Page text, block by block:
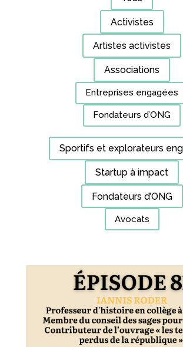
Activistes
Artistes activistes
Associations
Entreprises engagées
Fondateurs d’ONG
Sportifs et explorateurs
Startup à impact
Fondateurs d’ONG
Avocats